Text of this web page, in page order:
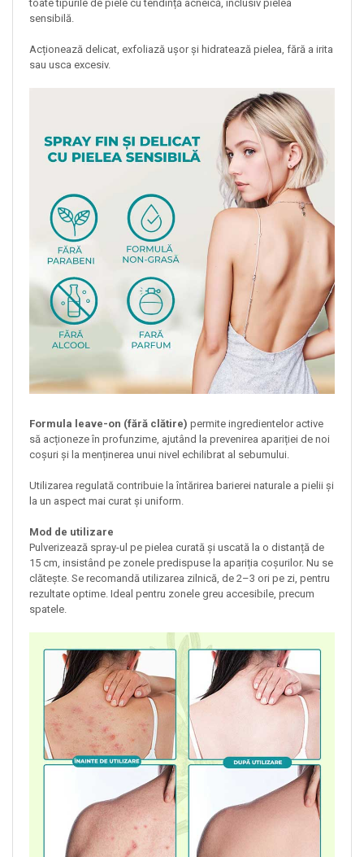
toate tipurile de piele cu tendință acneică, inclusiv pielea
sensibilă.
Acționează delicat, exfoliază ușor și hidratează pielea, fără a irita
sau usca excesiv.
Formula leave-on (fără clătire) permite ingredientelor active
să acționeze în profunzime, ajutând la prevenirea apariției de noi
coșuri și la menținerea unui nivel echilibrat al sebumului.
Utilizarea regulată contribuie la întărirea barierei naturale a pielii și
la un aspect mai curat și uniform.
Mod de utilizare
Pulverizează spray-ul pe pielea curată și uscată la o distanță de
15 cm, insistând pe zonele predispuse la apariția coșurilor. Nu se
clătește. Se recomandă utilizarea zilnică, de 2–3 ori pe zi, pentru
rezultate optime. Ideal pentru zonele greu accesibile, precum
spatele.